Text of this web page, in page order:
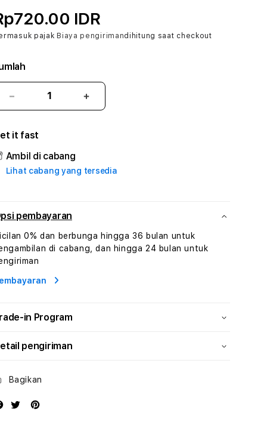
IDR
pajak Biaya pengirimandihitung saat checkout
Kurangi
jumlah
HOKTOTO
#3
TradiTours
Jasa
Paket
Wisata
Tunisia
Profesional
Tambah
jumlah
TradiTours
Jasa
Wisata
Tunisia
it fast
Ambil di cabang
Lihat cabang yang tersedia
pembayaran
0% dan berbunga hingga 36 bulan untuk
di cabang, dan hingga 24 bulan untuk
in Program
pengiriman
Bagikan